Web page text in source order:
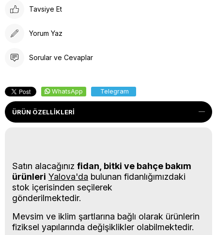
Tavsiye Et
Yorum Yaz
Sorular ve Cevaplar
WhatsApp Telegram
ÜRÜN ÖZELLIKLERI
Satın alacağınız fidan, bitki ve bahçe bakım
ürünleri Yalova'da bulunan fidanlığımızdaki
stok içerisinden seçilerek
gönderilmektedir.
Mevsim ve iklim şartlarına bağlı olarak ürünlerin
fiziksel yapılarında değişiklikler olabilmektedir.